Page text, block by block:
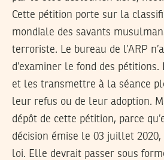
Cette pétition porte sur la
mondiale des savants
terroriste. Le bureau de l’ARP
d’examiner le fond des
et les transmettre à la séance
leur refus ou de leur adoption.
dépôt de cette pétition, parce
décision émise le 03 juillet
loi. Elle devrait passer sous